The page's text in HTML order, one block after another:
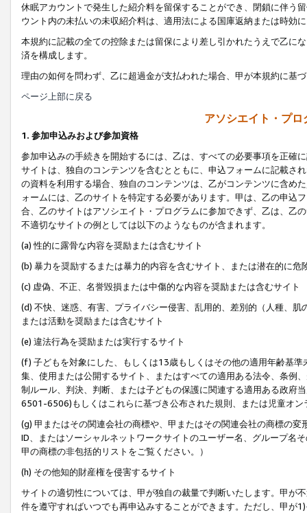
休眠アカウントで発生した紹介料を留保することができ、閉鎖に伴う
ウント内の未払いの未収紹介料は、適用法による国庫返納または時効
本規約に記載の全ての控除または留保により差し引かれたうえで乙に
済を構成します。
理由の如何を問わず、乙に超過金が支払われた場合、甲が本規約に基
ページ上部に戻る
アソシエイト・プ
1. 参加申込みおよび参加資格
参加申込みの手続きを開始するには、乙は、すべての必要事項を正確
サイトは、独自のコンテンツを含むとともに、申込フォームに記載さ
の資料を利用する場合、独自のコンテンツは、乙がコンテンツに含め
ォームには、乙のサイトを特定する必要があります。甲は、乙の申込
合、乙のサイトはアソシエイト・プログラムに参加できず、乙は、乙
不適切なサイトの例としては以下のようなものが含まれます。
(a) 性的に露骨な内容を奨励または含むサイト
(b) 暴力を奨励するまたは暴力的内容を含むサイト、または潜在的に
(c) 虚偽、不正、名誉毀損または中傷的な内容を奨励または含むサイト
(d) 不快、迷惑、有害、プライバシー侵害、乱用的、差別的（人種、
または活動を奨励または含むサイト
(e) 違法行為を奨励または実行するサイト
(f) 子どもを対象にした、もしくは13歳もしくはその他の適用年齢基
集、使用または公開するサイト、またはすべての適用ある法令、条例
制ルール、判決、判断、または子どもの保護に関連する適用ある政府
6501-6506)もしくはこれらに基づき公布された規則、または児童オン
(g) 甲またはその関連会社の商標や、甲またはその関連会社の商標の
ID、またはソーシャルネットワークサイトのユーザー名、グループ名
甲の商標の非包括的リストをご覧ください。）
(h) その他知的財産権を侵害するサイト
サイトの適切性については、甲が独自の裁量で判断いたします。甲が
件を遵守すればいつでも再申込みすることができます。ただし、甲が